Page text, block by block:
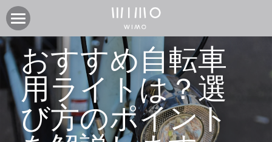
製品
電動アシスト自転車COOZY
電動アシスト自転車COOZY Light
電動クロスバイク URBAN BELT 650
オンラインストア
実店舗
CASA WIMO | wimo ショールーム
ニュース
おすすめ自転車
用ライトは？選
び方のポイント